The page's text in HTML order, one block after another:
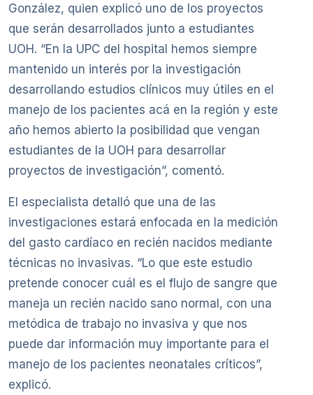
González, quien explicó uno de los proyectos
que serán desarrollados junto a estudiantes
UOH. “En la UPC del hospital hemos siempre
mantenido un interés por la investigación
desarrollando estudios clínicos muy útiles en el
manejo de los pacientes acá en la región y este
año hemos abierto la posibilidad que vengan
estudiantes de la UOH para desarrollar
proyectos de investigación”, comentó.
El especialista detalló que una de las
investigaciones estará enfocada en la medición
del gasto cardíaco en recién nacidos mediante
técnicas no invasivas. “Lo que este estudio
pretende conocer cuál es el flujo de sangre que
maneja un recién nacido sano normal, con una
metódica de trabajo no invasiva y que nos
puede dar información muy importante para el
manejo de los pacientes neonatales críticos”,
explicó.